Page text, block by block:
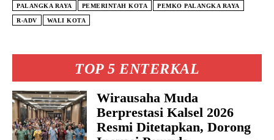
TOP 5 ENTERKAL
Wirausaha Muda
Berprestasi Kalsel 2026
Resmi Ditetapkan, Dorong
PALANGKA RAYA PEMERINTAH KOTA PEMKO PALANGKA RAYA
R-ADV WALI KOTA